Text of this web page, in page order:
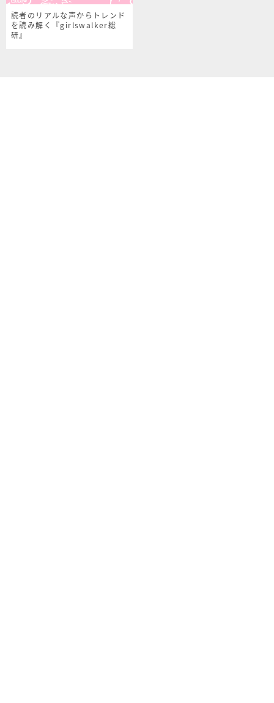
読者のリアルな声からトレンド
を読み解く『girlswalker総
研』